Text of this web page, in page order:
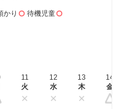
かり 待機児童
11
火
12
水
13
木
14
金